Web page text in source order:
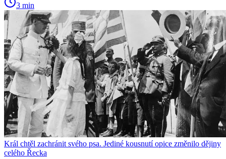
3 min
Král chtěl zachránit svého psa. Jediné kousnutí opice změnilo dějiny
celého Řecka